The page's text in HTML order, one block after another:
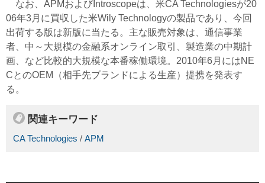
なお、APMおよびIntroscopeは、米CA Technologiesが20
06年3月に買収した米Wily Technologyの製品であり、今回
出荷する版は新版に当たる。主な販売対象は、通信事業
者、中～大規模の金融系オンライン取引、製造業の中期計
画、など比較的大規模な本番稼働環境。2010年6月にはNE
CとのOEM（相手先ブランドによる生産）提携を発表す
る。
関連キーワード
CA Technologies / APM